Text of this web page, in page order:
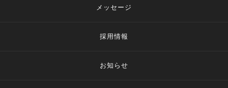
メッセージ
採用情報
お知らせ